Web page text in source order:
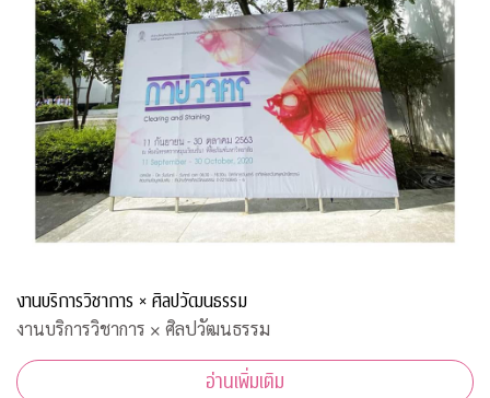
งานบริการวิชาการ × ศิลปวัฒนธรรม
งานบริการวิชาการ × ศิลปวัฒนธรรม
อ่านเพิ่มเติม